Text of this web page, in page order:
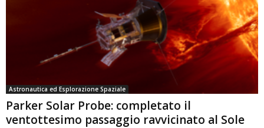
Astronautica ed Esplorazione Spaziale
Parker Solar Probe: completato il
ventottesimo passaggio ravvicinato al Sole